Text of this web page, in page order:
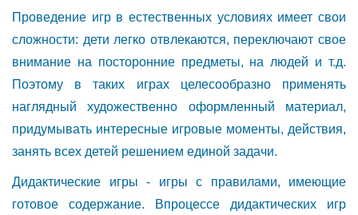
Проведение игр в естественных условиях имеет свои
сложности: дети легко отвлекаются, переключают свое
внимание на посторонние предметы, на людей и т.д.
Поэтому в таких играх целесообразно применять
наглядный художественно оформленный материал,
придумывать интересные игровые моменты, действия,
занять всех детей решением единой задачи.
Дидактические игры - игры с правилами, имеющие
готовое содержание. Впроцессе дидактических игр